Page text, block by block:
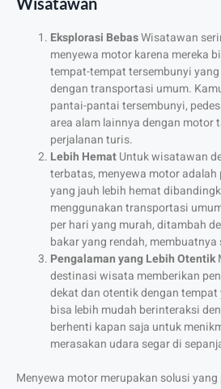
Eksplorasi BebasWisatawan
menyewa motor karena mereka
tempat-tempat tersembunyi
dengan transportasi umum.
pantai-pantai tersembunyi,
area alam lainnya dengan motor
perjalanan turis.
Lebih HematUntuk wisatawan
terbatas, menyewa motor
yang jauh lebih hemat
menggunakan transportasi
per hari yang murah, ditambah
bakar yang rendah,
Pengalaman yang Lebih Otentik
destinasi wisata memberikan
dekat dan otentik dengan
bisa lebih mudah berinteraksi
berhenti kapan saja untuk
merasakan udara segar di
Menyewa motor merupakan solusi